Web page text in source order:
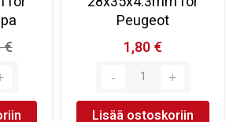
€
Peugeot
1,80 €
Lisää ostoskoriin